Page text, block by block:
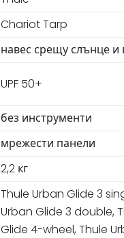
Chariot Tarp
навес срещу слънце и
UPF 50+
без инструменти
мрежести панели
2,2 кг
Thule Urban Glide 3
Urban Glide 3 double,
Glide 4-wheel, Thule